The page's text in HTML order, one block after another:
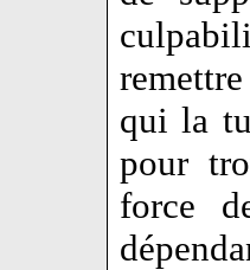
qui la
pour
force